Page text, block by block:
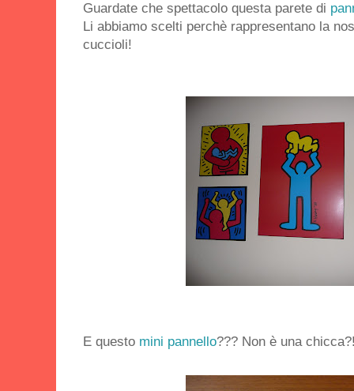
Guardate che spettacolo questa parete di
Li abbiamo scelti perchè rappresentano la
cuccioli!
E questo mini pannello??? Non è una